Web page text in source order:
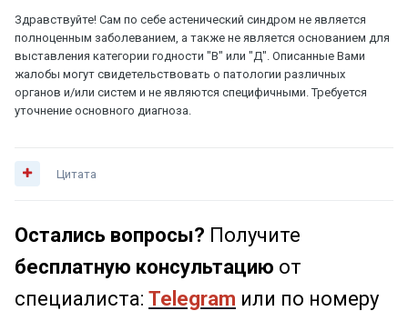
Здравствуйте! Сам по себе астенический синдром не является
полноценным заболеванием, а также не является основанием для
выставления категории годности "В" или "Д". Описанные Вами
жалобы могут свидетельствовать о патологии различных
органов и/или систем и не являются специфичными. Требуется
уточнение основного диагноза.
Цитата
Остались вопросы? Получите
бесплатную консультацию от
специалиста: Telegram или по номеру